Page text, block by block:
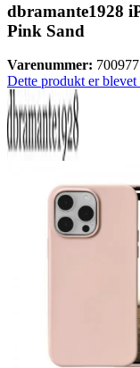
dbramante1928
Pink Sand
Varenummer: 700977
Dette produkt er